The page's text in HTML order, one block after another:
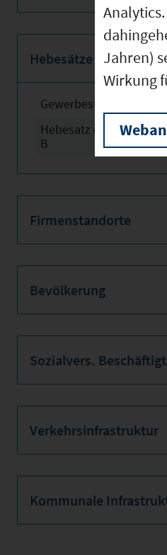
Hebesätze
Gewerbesteuerhebesatz
Hebesatz der
B
Firmenstandorte
Bevölkerung
Sozialvers.
Verkehrsinfrastruktur
Kommunale
Jahren)
Wirkung